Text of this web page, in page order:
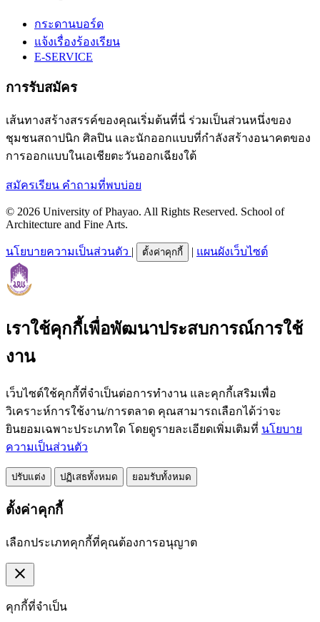
กระดานบอร์ด
แจ้งเรื่องร้องเรียน
E-SERVICE
การรับสมัคร
เส้นทางสร้างสรรค์ของคุณเริ่มต้นที่นี่ ร่วมเป็นส่วนหนึ่งของ
ชุมชนสถาปนิก ศิลปิน และนักออกแบบที่กำลังสร้างอนาคตของ
การออกแบบในเอเชียตะวันออกเฉียงใต้
สมัครเรียน คำถามที่พบบ่อย
© 2026 University of Phayao. All Rights Reserved. School of
Architecture and Fine Arts.
นโยบายความเป็นส่วนตัว | ตั้งค่าคุกกี้ | แผนผังเว็บไซต์
เราใช้คุกกี้เพื่อพัฒนาประสบการณ์การใช้
งาน
เว็บไซต์ใช้คุกกี้ที่จำเป็นต่อการทำงาน และคุกกี้เสริมเพื่อ
วิเคราะห์การใช้งาน/การตลาด คุณสามารถเลือกได้ว่าจะ
ยินยอมเฉพาะประเภทใด โดยดูรายละเอียดเพิ่มเติมที่ นโยบาย
ความเป็นส่วนตัว
ปรับแต่ง ปฏิเสธทั้งหมด ยอมรับทั้งหมด
ตั้งค่าคุกกี้
เลือกประเภทคุกกี้ที่คุณต้องการอนุญาต
close
คุกกี้ที่จำเป็น